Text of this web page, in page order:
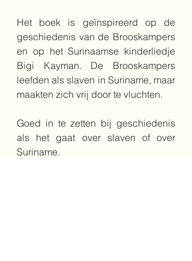
Het boek is geïnspireerd op de
geschiedenis van de Brooskampers
en op het Surinaamse kinderliedje
Bigi Kayman. De Brooskampers
leefden als slaven in Suriname, maar
maakten zich vrij door te vluchten.
Goed in te zetten bij geschiedenis
als het gaat over slaven of over
Suriname.